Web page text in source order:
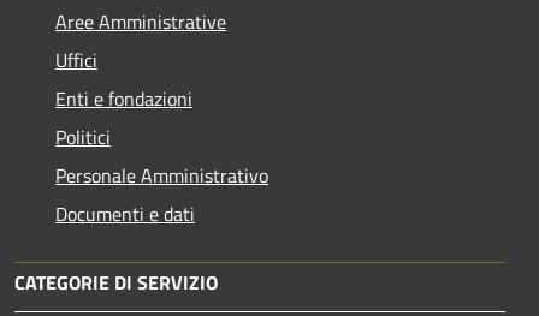
Aree Amministrative
Uffici
Enti e fondazioni
Politici
Personale Amministrativo
Documenti e dati
CATEGORIE DI SERVIZIO